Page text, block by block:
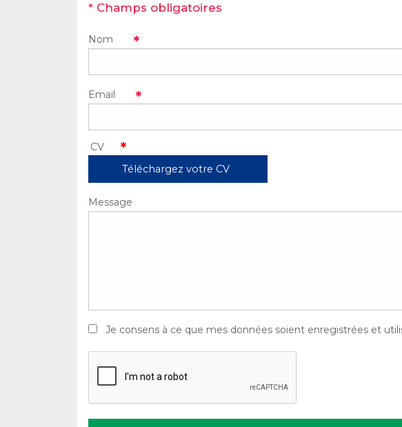
* Champs obligatoires
Nom
Email
Téléchargez votre CV
Message
Je consens à ce que mes données soient enregistrées et